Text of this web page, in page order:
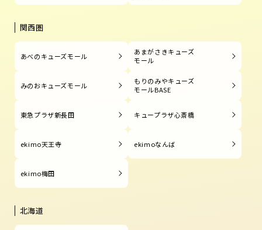
関西圏
あべのキューズモール
あまがさきキューズ
モール
みのおキューズモール
もりのみやキューズ
モールBASE
東急プラザ新長田 キュープラザ心斎橋
ekimo天王寺 ekimoなんば
ekimo梅田
北海道